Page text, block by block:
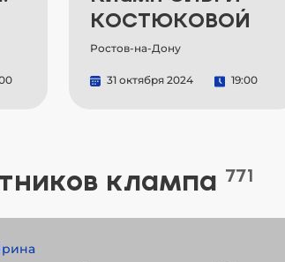
КОСТЮКОВОЙ
Ростов-на-Дону
31 октября 2024 19:00
клампа 771